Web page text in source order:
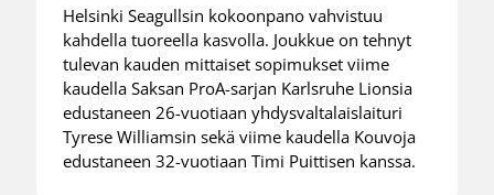
Helsinki Seagullsin kokoonpano vahvistuu
kahdella tuoreella kasvolla. Joukkue on tehnyt
tulevan kauden mittaiset sopimukset viime
kaudella Saksan ProA-sarjan Karlsruhe Lionsia
edustaneen 26-vuotiaan yhdysvaltalaislaituri
Tyrese Williamsin sekä viime kaudella Kouvoja
edustaneen 32-vuotiaan Timi Puittisen kanssa.